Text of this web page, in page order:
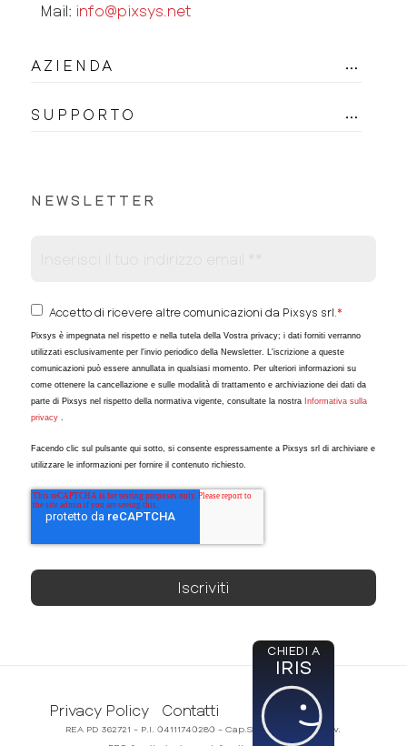
Mail: info@pixsys.net
AZIENDA
SUPPORTO
NEWSLETTER
Accetto di ricevere altre comunicazioni da Pixsys srl. *
Pixsys è impegnata nel rispetto e nella tutela della Vostra privacy; i dati forniti verranno
utilizzati esclusivamente per l'invio periodico della Newsletter. L'iscrizione a queste
comunicazioni può essere annullata in qualsiasi momento. Per ulteriori informazioni su
come ottenere la cancellazione e sulle modalità di trattamento e archiviazione dei dati da
parte di Pixsys nel rispetto della normativa vigente, consultate la nostra Informativa sulla
privacy.
Facendo clic sul pulsante qui sotto, si consente espressamente a Pixsys srl di archiviare e
utilizzare le informazioni per fornire il contenuto richiesto.
Privacy Policy Contatti
REA PD 362721 - P.I. 04111740280 - Cap.Soc. 50.000,00€ i.v.
CHIEDI A
IRIS